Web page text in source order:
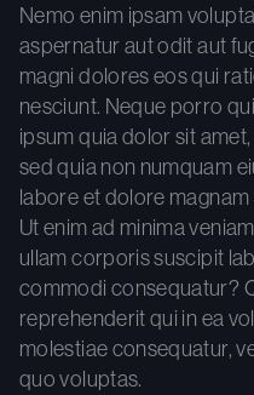
Nemo enim ipsam
aspernatur aut odit aut
magni dolores eos qui
nesciunt. Neque porro
ipsum quia dolor sit
sed quia non numquam
labore et dolore
Ut enim ad minima
ullam corporis suscipit
commodi consequatur?
reprehenderit qui in ea
molestiae consequatur,
quo voluptas.